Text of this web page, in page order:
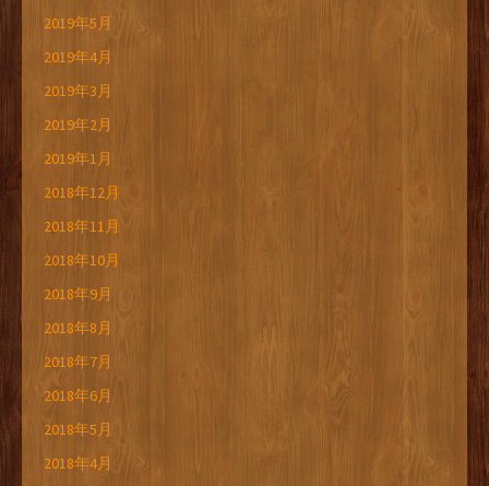
2019年5月
2019年4月
2019年3月
2019年2月
2019年1月
2018年12月
2018年11月
2018年10月
2018年9月
2018年8月
2018年7月
2018年6月
2018年5月
2018年4月